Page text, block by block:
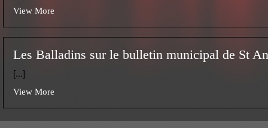
View More
Les Balladins sur le bulletin municipal de St
[...]
View More